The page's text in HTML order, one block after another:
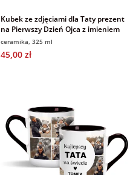
Kubek ze zdjęciami dla Taty prezent
na Pierwszy Dzień Ojca z imieniem
ceramika, 325 ml
45,00 zł